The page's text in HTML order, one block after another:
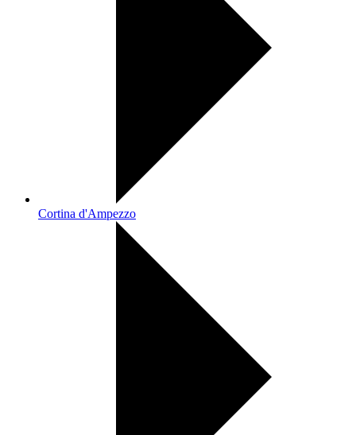
Cortina d'Ampezzo